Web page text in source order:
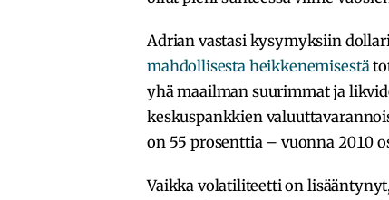
Adrian vastasi kysymyksiin
mahdollisesta heikkenemisestä
yhä maailman suurimmat ja
keskuspankkien
on 55 prosenttia – vuonna 2010
Vaikka volatiliteetti on